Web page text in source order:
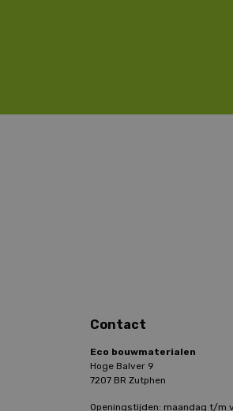
Contact
Eco bouwmaterialen
Hoge Balver 9
7207 BR Zutphen
Openingstijden: maandag t/m